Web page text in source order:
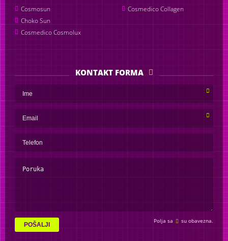
Cosmosun
Choko Sun
Cosmedico Cosmolux
Cosmedico Collagen
KONTAKT FORMA
Polja sa su obavezna.
POŠALJI